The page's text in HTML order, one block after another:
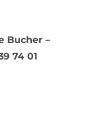
Bucher –
74 01